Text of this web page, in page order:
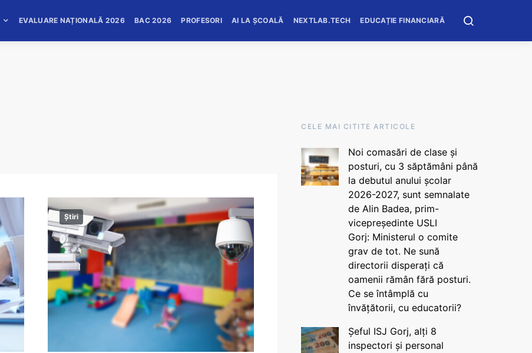
EVALUARE NAȚIONALĂ 2026 BAC 2026 PROFESORI AI LA ȘCOALĂ NEXTLAB.TECH EDUCAȚIE FINANCIARĂ
Știri
CELE MAI CITITE ARTICOLE
Noi comasări de clase și
posturi, cu 3 săptămâni până
la debutul anului școlar
2026-2027, sunt semnalate
de Alin Badea, prim-
vicepreședinte USLI
Gorj: Ministerul o comite
grav de tot. Ne sună
directorii disperați că
oamenii rămân fără posturi.
Ce se întâmplă cu
învățătorii, cu educatorii?
Șeful ISJ Gorj, alți 8
inspectori și personal